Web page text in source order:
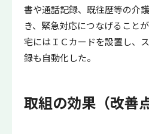
書や通話記録、既往歴等の介
き、緊急対応につなげること
宅にはＩＣカードを設置し、
録も自動化した。
取組の効果（改善点